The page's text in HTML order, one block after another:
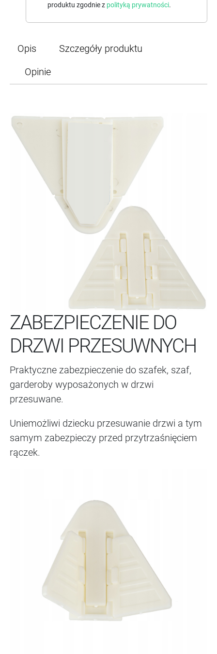
produktu zgodnie z polityką prywatności.
Opis
Szczegóły produktu
Opinie
ZABEZPIECZENIE DO
DRZWI PRZESUWNYCH
Praktyczne zabezpieczenie do szafek, szaf,
garderoby wyposażonych w drzwi
przesuwane.
Uniemożliwi dziecku przesuwanie drzwi a tym
samym zabezpieczy przed przytrzaśnięciem
rączek.